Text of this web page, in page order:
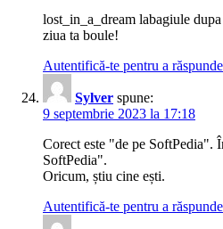
lost_in_a_dream labagiule
ziua ta boule!
Autentifică-te pentru a răspunde
Sylver spune:
9 septembrie 2023 la 17:18
Corect este "de pe SoftPedia".
SoftPedia".
Oricum, știu cine ești.
Autentifică-te pentru a răspunde